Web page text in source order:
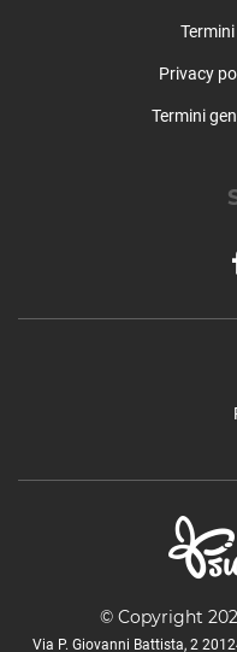
Privacy
Termini
© Copyright
Via P. Giovanni Battista, 2